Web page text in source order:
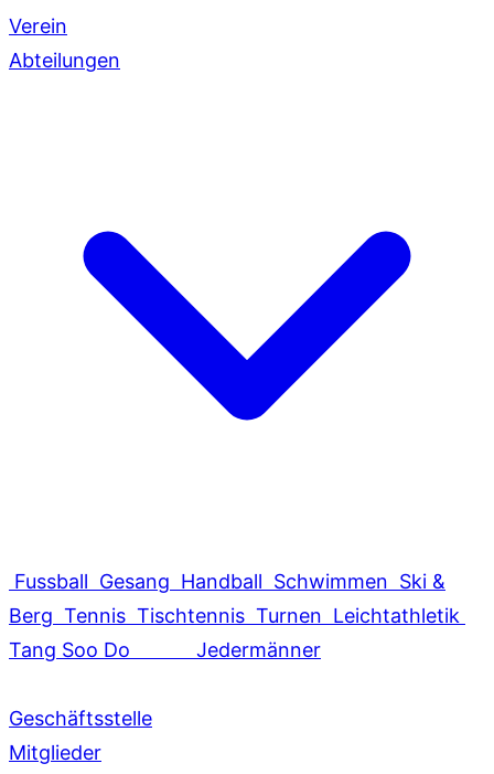
Verein
Abteilungen
Fussball Gesang Handball Schwimmen Ski &
Berg Tennis Tischtennis Turnen Leichtathletik
Tang Soo Do
Jedermänner
Geschäftsstelle
Mitglieder